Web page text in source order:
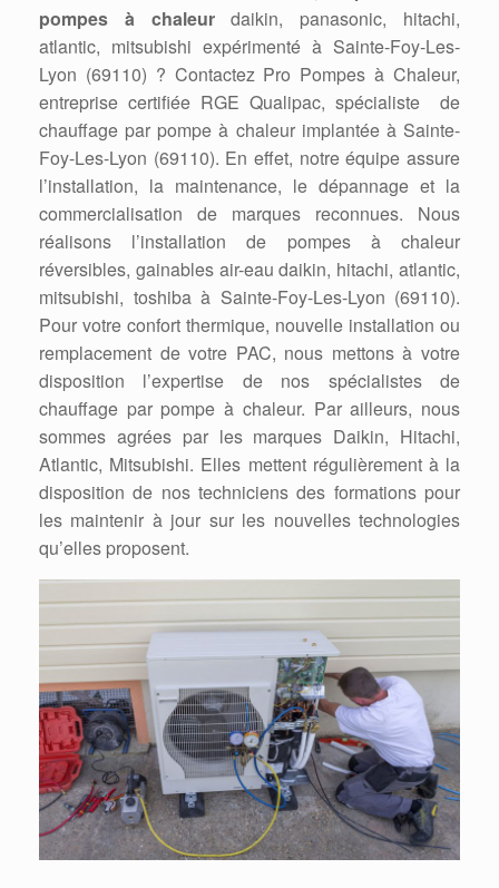
pompes à chaleurdaikin, panasonic, hitachi,
atlantic, mitsubishi expérimenté à Sainte-Foy-Les-
Lyon (69110) ? Contactez Pro Pompes à Chaleur,
entreprise certifiée RGE Qualipac, spécialiste de
chauffage par pompe à chaleur implantée à Sainte-
Foy-Les-Lyon (69110). En effet, notre équipe assure
l’installation, la maintenance, le dépannage et la
commercialisation de marques reconnues. Nous
réalisons l’installation de pompes à chaleur
réversibles, gainables air-eau daikin, hitachi, atlantic,
mitsubishi, toshiba à Sainte-Foy-Les-Lyon (69110).
Pour votre confort thermique, nouvelle installation ou
remplacement de votre PAC, nous mettons à votre
disposition l’expertise de nos spécialistes de
chauffage par pompe à chaleur. Par ailleurs, nous
sommes agrées par les marques Daikin, Hitachi,
Atlantic, Mitsubishi. Elles mettent régulièrement à la
disposition de nos techniciens des formations pour
les maintenir à jour sur les nouvelles technologies
qu’elles proposent.